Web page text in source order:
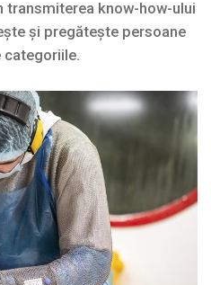
transmiterea know-how-ului
și pregătește persoane
categoriile.